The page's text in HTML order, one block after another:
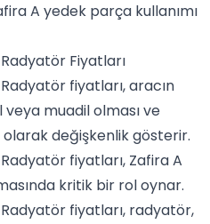
A yedek parça kullanımı
Fiyatları
fiyatları, aracın
veya muadil olması ve
olarak değişkenlik gösterir.
fiyatları, Zafira A
kritik bir rol oynar.
fiyatları, radyatör,